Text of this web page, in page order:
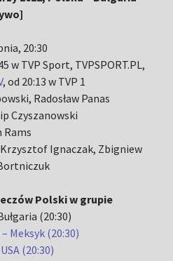
20:30
w TVP Sport, TVPSPORT.PL,
, od 20:13 w TVP 1
Radosław Panas
Czyszanowski
Rams
Krzysztof Ignaczak, Zbigniew
Polski w grupie
(20:30)
Meksyk (20:30)
(20:30)